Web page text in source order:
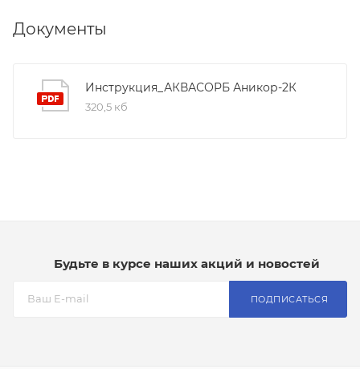
Документы
Инструкция_АКВАСОРБ Аникор-2К
320,5 кб
Будьте в курсе наших акций и новостей
ПОДПИСАТЬСЯ